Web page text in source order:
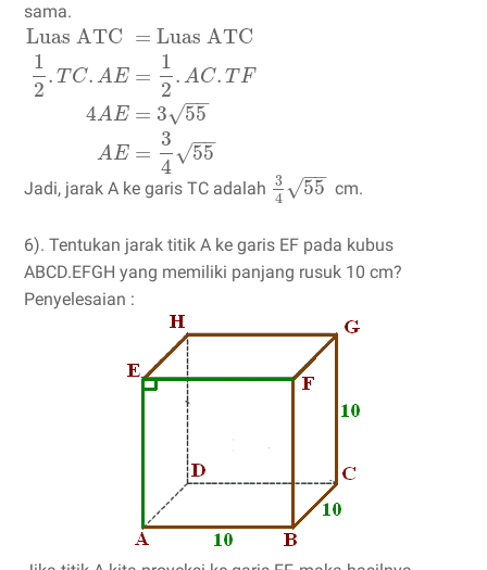
sama.
Luas ATC
1
2
. T C. AE
4AE
AE
= Luas ATC
=
1
2
. AC. T F
= 3 55
−−
√
=
3
4
55
−−
√
Jadi, jarak A ke garis TC adalah 3
4
55
−−
√ cm.
6). Tentukan jarak titik A ke garis EF pada kubus
ABCD.EFGH yang memiliki panjang rusuk 10 cm?
Penyelesaian :